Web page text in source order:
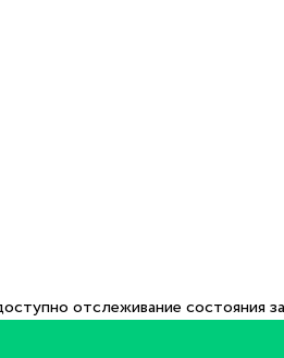
отслеживание состояния